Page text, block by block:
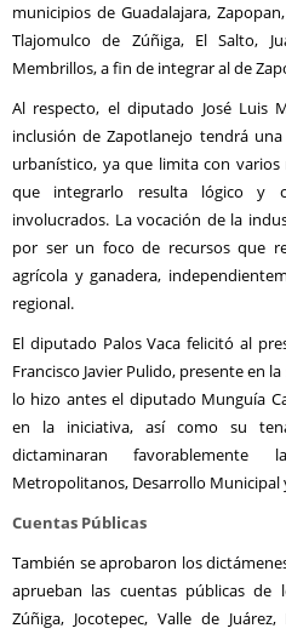
municipios de Guadalajara,
Tlajomulco de Zúñiga, El Salto,
Membrillos, a fin de integrar al de
Al respecto, el diputado José Luis
inclusión de Zapotlanejo tendrá
urbanístico, ya que limita con
que integrarlo resulta lógico y
involucrados. La vocación de la
por ser un foco de recursos que
agrícola y ganadera,
regional.
El diputado Palos Vaca felicitó al
Francisco Javier Pulido, presente en
lo hizo antes el diputado Munguía
en la iniciativa, así como su
dictaminaran
Metropolitanos, Desarrollo Municipal
Cuentas Públicas
También se aprobaron los
aprueban las cuentas públicas de
Zúñiga, Jocotepec, Valle de